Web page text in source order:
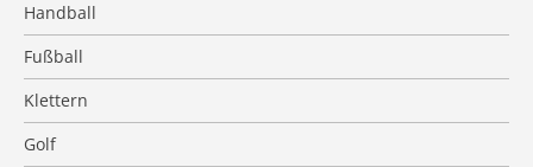
Handball
Fußball
Klettern
Golf